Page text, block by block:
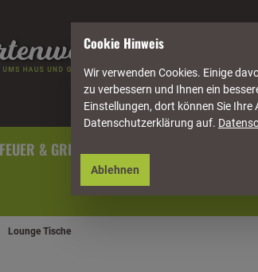
FEUER & GRILL GARTENAUSSTATTUNG
Lounge Tische
Cookie Hinweis
Wir verwenden Cookies. Einige
zu verbessern und Ihnen ein
Einstellungen, dort können Sie
Datenschutzerklärung auf.
Ablehnen